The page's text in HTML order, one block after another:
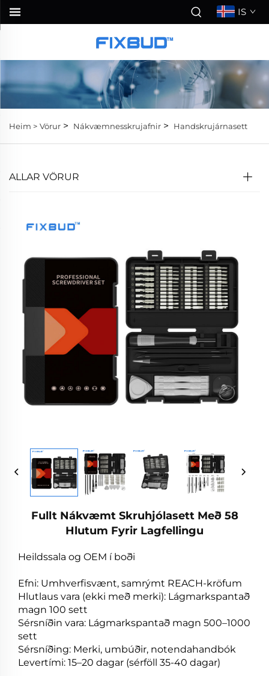
IS
Heim > Vörur > Nákvæmnesskrujafnir > Handskrujárnasett
ALLAR VÖRUR
Fullt Nákvæmt Skruhjólasett Með 58
Hlutum Fyrir Lagfellingu
Heildssala og OEM í boði
Efni: Umhverfisvænt, samrýmt REACH-kröfum
Hlutlaus vara (ekki með merki): Lágmarkspantað
magn 100 sett
Sérsníðin vara: Lágmarkspantað magn 500–1000
sett
Sérsníðing: Merki, umbúðir, notendahandbók
Levertími: 15–20 dagar (sérföll 35-40 dagar)